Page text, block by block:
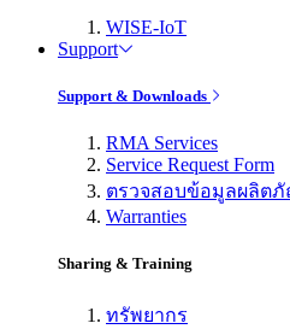
WISE-IoT
Support
Support & Downloads
RMA Services
Service Request Form
ตรวจสอบข้อมูลผลิต
Warranties
Sharing & Training
ทรัพยากร